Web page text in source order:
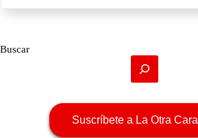
Buscar
Suscríbete a La Otra Cara